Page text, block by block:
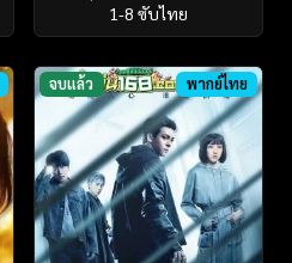
1-8 ซับไทย
จบแล้ว พากย์ไทย